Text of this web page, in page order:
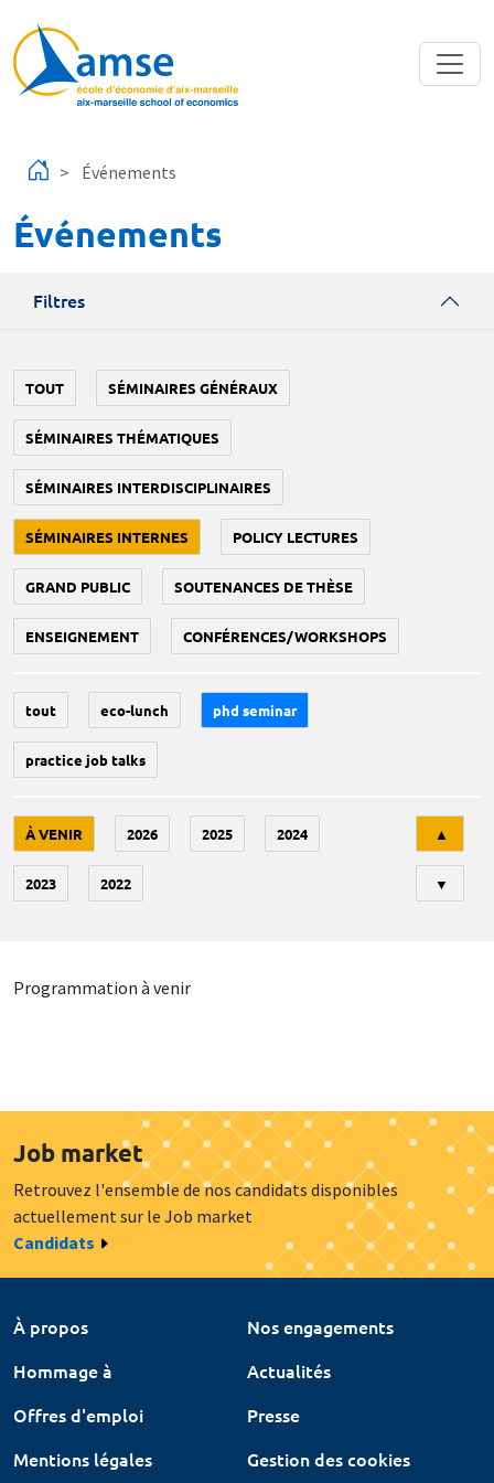
Événements
Événements
Filtres
TOUT SÉMINAIRES GÉNÉRAUX
SÉMINAIRES THÉMATIQUES
SÉMINAIRES INTERDISCIPLINAIRES
SÉMINAIRES INTERNES POLICY LECTURES
GRAND PUBLIC SOUTENANCES DE THÈSE
ENSEIGNEMENT CONFÉRENCES/WORKSHOPS
tout eco-lunch phd seminar
practice job talks
À VENIR 2026 2025 2024
2023 2022
▲
▼
Programmation à venir
Job market
Retrouvez l'ensemble de nos candidats disponibles
actuellement sur le Job market
Candidats
À propos
Nos engagements
Hommage à
Actualités
Offres d'emploi
Presse
Mentions légales
Gestion des cookies